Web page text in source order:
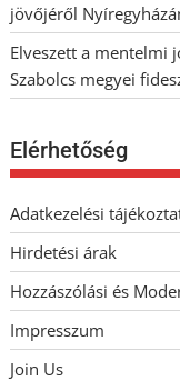
jövőjéről
Elveszett a mentelmi
Szabolcs megyei
Elérhetőség
Adatkezelési
Hirdetési árak
Hozzászólási és
Impresszum
Join Us